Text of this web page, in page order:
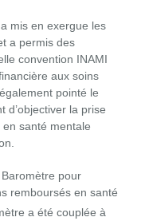
mis en exergue les
a permis des
convention INAMI
aux soins
pointé le
d’objectiver la prise
santé mentale
pour
remboursés en santé
a été couplée à